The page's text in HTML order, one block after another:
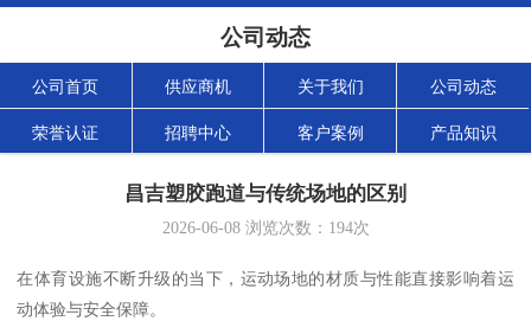
公司动态
公司首页 供应商机 关于我们 公司动态
荣誉认证 招聘中心 客户案例 产品知识
昌吉塑胶跑道与传统场地的区别
2026-06-08浏览次数： 194次
在体育设施不断升级的当下，运动场地的材质与性能直接影响着运
动体验与安全保障。